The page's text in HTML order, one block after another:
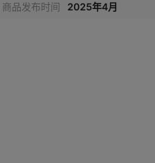
商品发布时间 2025年4月